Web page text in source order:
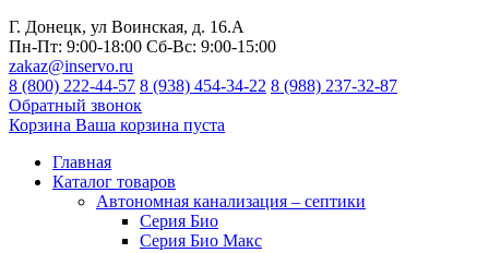
Г. Донецк, ул Воинская, д. 16.А
Пн-Пт: 9:00-18:00 Сб-Вс: 9:00-15:00
zakaz@inservo.ru
8 (800) 222-44-57 8 (938) 454-34-22 8 (988) 237-32-87
Обратный звонок
Корзина Ваша корзина пуста
Главная
Каталог товаров
Автономная канализация – септики
Серия Био
Серия Био Макс